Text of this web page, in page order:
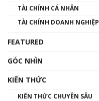
Nhìn lại
đến hệ
TÀI CHÍNH CÁ NHÂN
TÀI CHÍNH DOANH NGHIỆP
FEATURED
GÓC NHÌN
KIẾN THỨC
KIẾN THỨC CHUYÊN SÂU